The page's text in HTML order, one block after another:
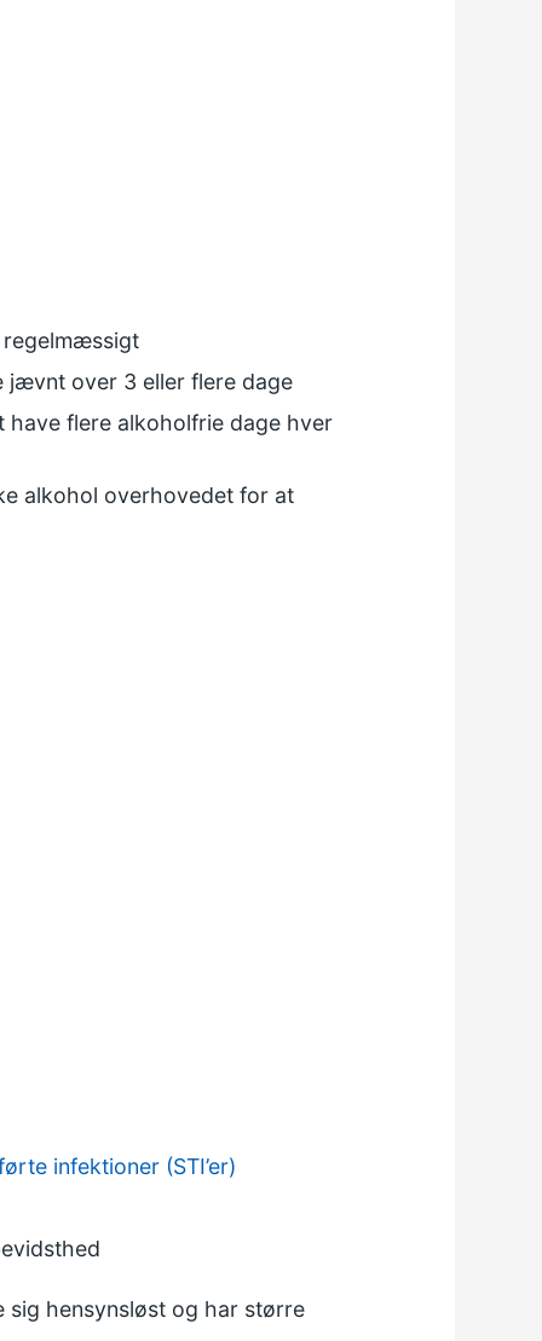
regelmæssigt
jævnt over 3 eller flere dage
flere alkoholfrie dage hver
alkohol overhovedet for at
infektioner (STI’er)
hensynsløst og har større